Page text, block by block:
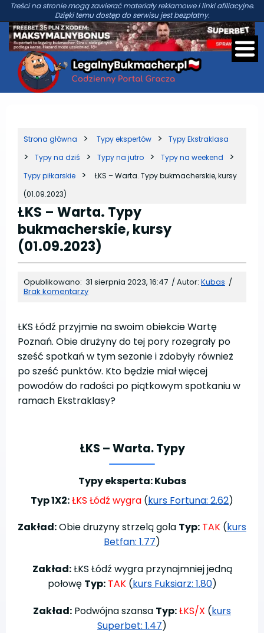
Treści na stronie mogą zawierać materiały reklamowe i linki afiliacyjne.
Dzięki temu dostęp do serwisu jest bezpłatny.
Strona główna Typy ekspertów
Typy Ekstraklasa
Typy na dziś
Typy na jutro
Typy na weekend
Typy piłkarskie
ŁKS – Warta. Typy bukmacherskie, kursy
(01.09.2023)
ŁKS – Warta. Typy
bukmacherskie, kursy
(01.09.2023)
Opublikowano: 31 sierpnia 2023, 16:47 /Autor: Kubas /
Brak komentarzy
ŁKS Łódź przyjmie na swoim obiekcie Wartę
Poznań. Obie drużyny do tej pory rozegrały po
sześć spotkań w tym sezonie i zdobyły również
po sześć punktów. Kto będzie miał więcej
powodów do radości po piątkowym spotkaniu w
ramach Ekstraklasy?
ŁKS – Warta. Typy
Typy eksperta: Kubas
Typ 1X2:ŁKS Łódź wygra (kurs Fortuna: 2.62)
Zakład:Obie drużyny strzelą gola Typ: TAK (kurs
Betfan: 1.77)
Zakład:ŁKS Łódź wygra przynajmniej jedną
połowę Typ: TAK(kurs Fuksiarz: 1.80)
Zakład: Podwójna szansa Typ:ŁKS/X (kurs
Superbet: 1.47)